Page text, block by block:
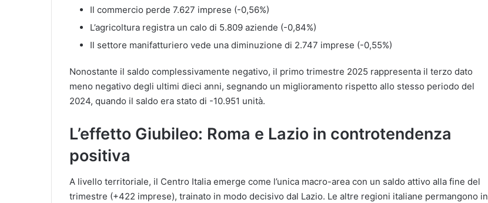
Il commercio perde 7.627 imprese (-0,56%)
L’agricoltura registra un calo di 5.809 aziende (-0,84%)
Il settore manifatturiero vede una diminuzione di 2.747 imprese (-0,55%)
Nonostante il saldo complessivamente negativo, il primo trimestre 2025 rappresenta il terzo dato
meno negativo degli ultimi dieci anni, segnando un miglioramento rispetto allo stesso periodo del
2024, quando il saldo era stato di -10.951 unità.
L’effetto Giubileo: Roma e Lazio in controtendenza
positiva
A livello territoriale, il Centro Italia emerge come l’unica macro-area con un saldo attivo alla fine del
trimestre (+422 imprese), trainato in modo decisivo dal Lazio. Le altre regioni italiane permangono in